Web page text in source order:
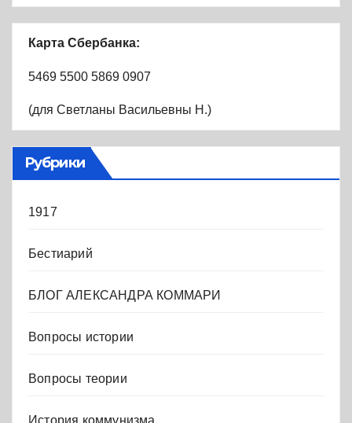
Карта Сбербанка:
5469 5500 5869 0907
(для Светланы Васильевны Н.)
Рубрики
1917
Бестиарий
БЛОГ АЛЕКСАНДРА КОММАРИ
Вопросы истории
Вопросы теории